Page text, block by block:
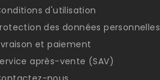
d'utilisation
des données personnelles
et paiement
après-vente (SAV)